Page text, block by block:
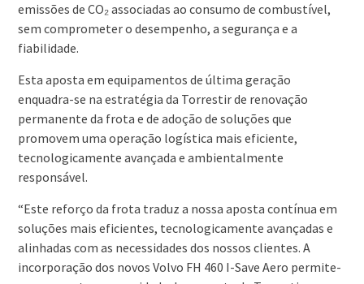
emissões de CO₂ associadas ao consumo de combustível,
sem comprometer o desempenho, a segurança e a
fiabilidade.
Esta aposta em equipamentos de última geração
enquadra-se na estratégia da Torrestir de renovação
permanente da frota e de adoção de soluções que
promovem uma operação logística mais eficiente,
tecnologicamente avançada e ambientalmente
responsável.
“Este reforço da frota traduz a nossa aposta contínua em
soluções mais eficientes, tecnologicamente avançadas e
alinhadas com as necessidades dos nossos clientes. A
incorporação dos novos Volvo FH 460 I-Save Aero permite-